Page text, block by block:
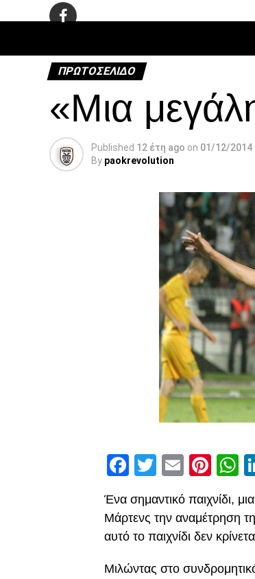
ΠΡΩΤΟΣΈΛΙΔΟ
«Μια
Published 12 έτη ago on 01/12/2014
By paokrevolution
Facebook
Twitter
Email
Ένα σημαντικό παιχνίδι,
Μάρτενς την αναμέτρηση
αυτό το παιχνίδι δεν
Μιλώντας στο